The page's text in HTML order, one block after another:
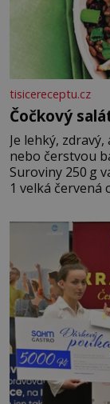
tisicereceptu.cz
Čočkový
Je lehký,
nebo čerstvou
Suroviny 250 g vaší oblíbené čočky 150 g cherry rajčátek
1 velká červená